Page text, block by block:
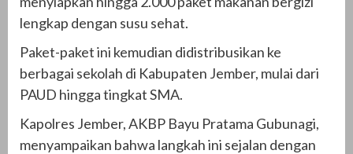
lengkap dengan susu sehat.
Paket-paket ini kemudian didistribusikan ke
berbagai sekolah di Kabupaten Jember, mulai dari
PAUD hingga tingkat SMA.
Kapolres Jember, AKBP Bayu Pratama Gubunagi,
menyampaikan bahwa langkah ini sejalan dengan